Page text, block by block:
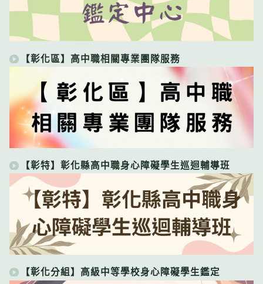
【彰化區】高中職相關專業團隊服務
【彰特】彰化縣高中職身心障礙學生巡迴輔導班
【彰化分組】高級中等學校身心障礙學生鑑定